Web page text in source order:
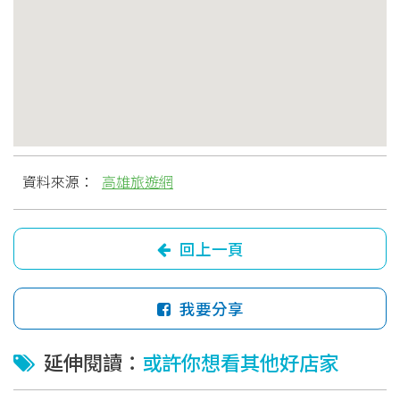
資料來源： 高雄旅遊網
回上一頁
我要分享
延伸閱讀： 或許你想看其他好店家